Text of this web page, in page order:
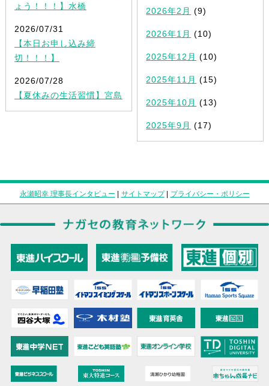
ょう！！！】水橋
2026/07/31
【本日お申し込み締
切！！！】
2026/07/28
【夏休みの生活習慣】宮島
2026年2月 (9)
2026年1月 (10)
2025年12月 (10)
2025年11月 (15)
2025年10月 (13)
2025年9月 (17)
永瀬昭幸 理事長インタビュー | サイトマップ| プライバシー・ポリシー